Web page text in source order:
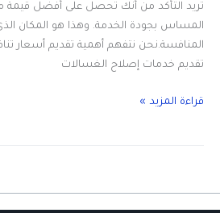
تريد التأكد من أنك تحصل على أفضل قيمة
المساس بجودة الخدمة. وهذا هو المكان
المنافسة.نحن نتفهم أهمية تقديم أسعار
تقديم خدمات إصلاح الغسالات
شركة
قراءة المزيد »